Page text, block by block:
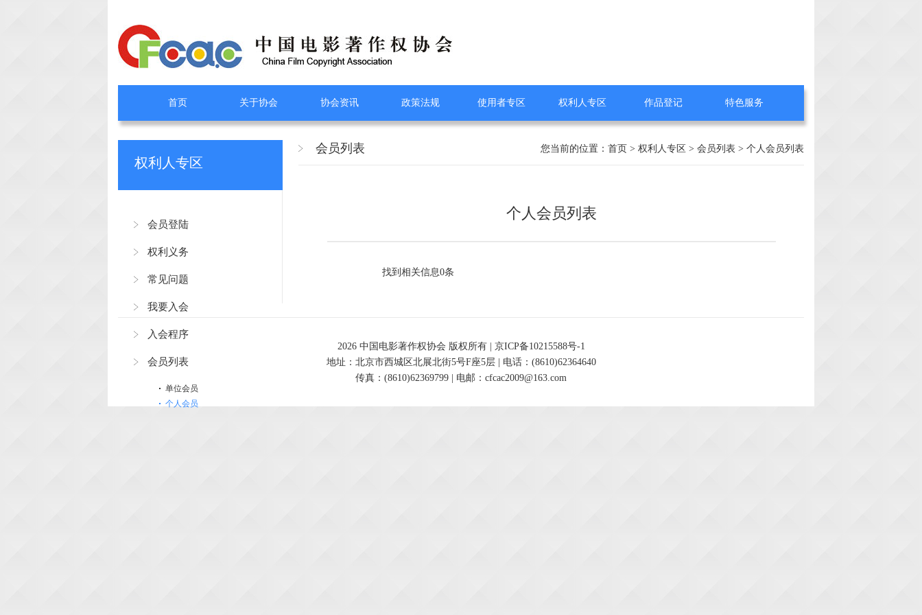
首页 关于协会 协会资讯 政策法规 使用者专区 权利人专区 作品登记 特色服务
权利人专区
会员登陆
权利义务
常见问题
我要入会
入会程序
会员列表
单位会员
个人会员
您当前的位置： 首页 > 权利人专区 > 会员列表 > 个人会员列表
会员列表
个人会员列表
找到相关信息0条
2026 中国电影著作权协会 版权所有 | 京ICP备10215588号-1
地址：北京市西城区北展北街5号F座5层 | 电话：(8610)62364640
传真：(8610)62369799 | 电邮：cfcac2009@163.com